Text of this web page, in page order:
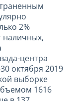
2%
наличных,
центра
октября 2019
выборке
1616